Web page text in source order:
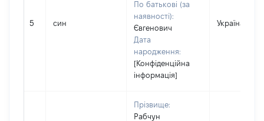
5 син
По батькові (за
наявності):
Євгенович
Дата
народження:
[Конфіденційна
інформація]
Україна
Прізвище:
Рабчун